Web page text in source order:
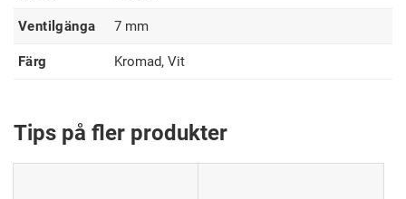
Ventilgänga 7 mm
Färg Kromad, Vit
Tips på fler produkter